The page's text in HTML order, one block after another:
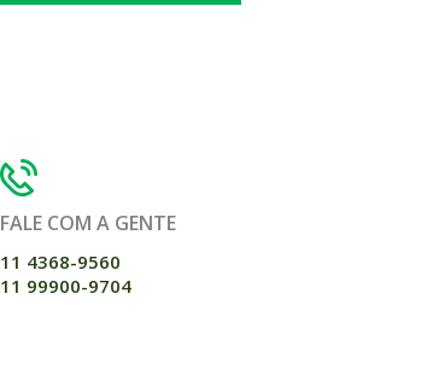
FALE COM A GENTE
11 4368-9560
11 99900-9704